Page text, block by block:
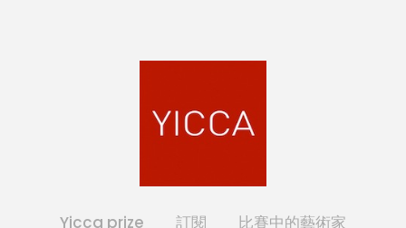
Yicca prize 訂閱 比賽中的藝術家